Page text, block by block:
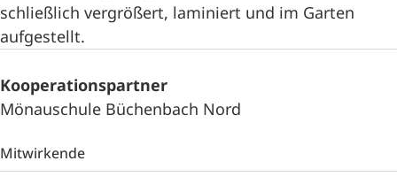
schließlich vergrößert, laminiert und im Garten
aufgestellt.
Kooperationspartner
Mönauschule Büchenbach Nord
Mitwirkende